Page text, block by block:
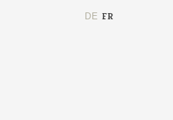
DE FR